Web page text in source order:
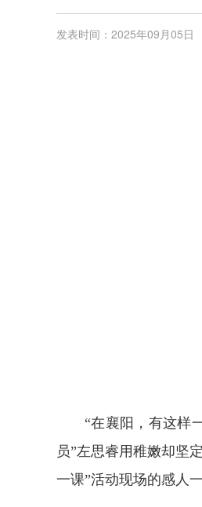
发表时间：2025年09月05
“在襄阳，有这样
员”左思睿用稚嫩却坚
一课”活动现场的感人一